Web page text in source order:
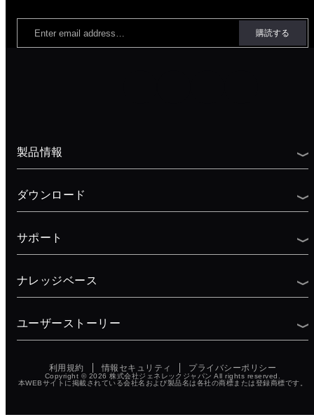
製品情報
ダウンロード
サポート
ナレッジベース
ユーザーストーリー
利用規約 情報セキュリティ プライバシーポリシー
Copyright © 2026株式会社ジェネレックジャパン All rights reserved.
本WEBサイトに掲載されている会社名および製品名は各社の商標または登録商標です。